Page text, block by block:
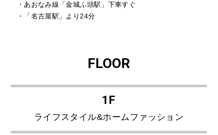
・あおなみ線「金城ふ頭駅」下車すぐ
・「名古屋駅」より24分
FLOOR
1F
ライフスタイル&ホームファッション